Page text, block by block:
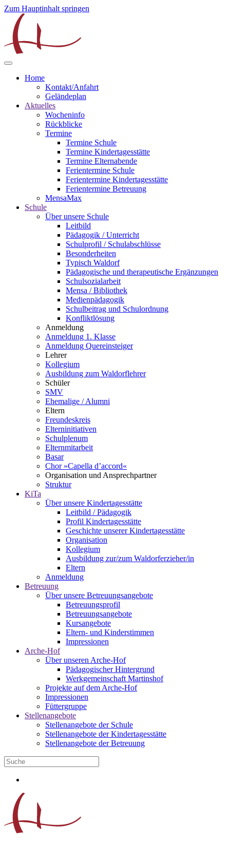
Zum Hauptinhalt springen
Home
Kontakt/Anfahrt
Geländeplan
Aktuelles
Wocheninfo
Rückblicke
Termine
Termine Schule
Termine Kindertagesstätte
Termine Elternabende
Ferientermine Schule
Ferientermine Kindertagesstätte
Ferientermine Betreuung
MensaMax
Schule
Über unsere Schule
Leitbild
Pädagogik / Unterricht
Schulprofil / Schulabschlüsse
Besonderheiten
Typisch Waldorf
Pädagogische und therapeutische Ergänzungen
Schulsozialarbeit
Mensa / Bibliothek
Medienpädagogik
Schulbeitrag und Schulordnung
Konfliktlösung
Anmeldung
Anmeldung 1. Klasse
Anmeldung Quereinsteiger
Lehrer
Kollegium
Ausbildung zum Waldorflehrer
Schüler
SMV
Ehemalige / Alumni
Eltern
Freundeskreis
Elterninitiativen
Schulplenum
Elternmitarbeit
Basar
Chor »Capella d’accord«
Organisation und Ansprechpartner
Struktur
KiTa
Über unsere Kindertagesstätte
Leitbild / Pädagogik
Profil Kindertagesstätte
Geschichte unserer Kindertagesstätte
Organisation
Kollegium
Ausbildung zur/zum Waldorferzieher/in
Eltern
Anmeldung
Betreuung
Über unsere Betreuungsangebote
Betreuungsprofil
Betreuungsangebote
Kursangebote
Eltern- und Kinderstimmen
Impressionen
Arche-Hof
Über unseren Arche-Hof
Pädagogischer Hintergrund
Werkgemeinschaft Martinshof
Projekte auf dem Arche-Hof
Impressionen
Füttergruppe
Stellenangebote
Stellenangebote der Schule
Stellenangebote der Kindertagesstätte
Stellenangebote der Betreuung